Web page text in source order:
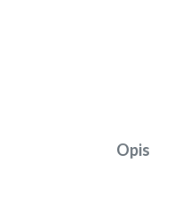
Opis